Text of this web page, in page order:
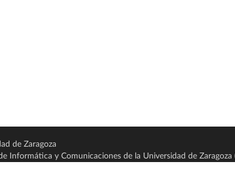
de Zaragoza
Informática y Comunicaciones de la Universidad de Zaragoza